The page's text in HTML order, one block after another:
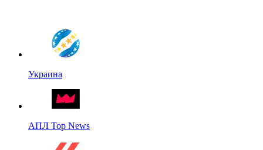
Украина
АПЛ Top News